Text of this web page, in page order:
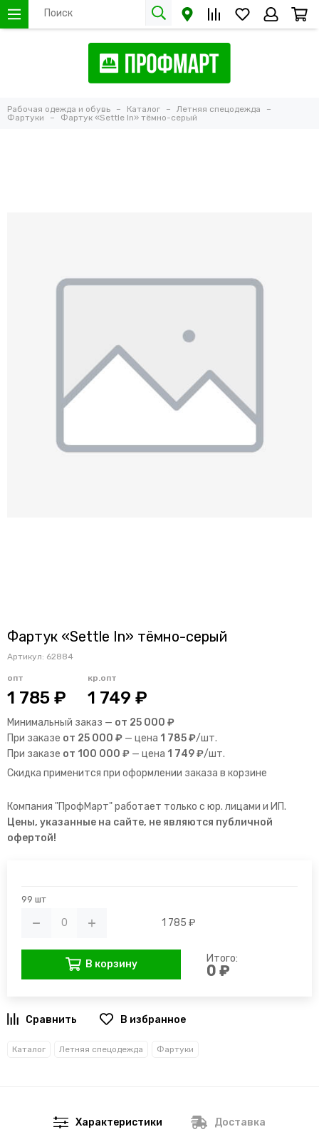
Рабочая одежда и обувь Каталог
Летняя спецодежда
Фартуки
Фартук «Settle In» тёмно-серый
Фартук «Settle In» тёмно-серый
Артикул: 62884
опт
1 785 ₽
кр.опт
1 749 ₽
Минимальный заказ — от 25 000 ₽
При заказе от 25 000 ₽ — цена 1 785 ₽/шт.
При заказе от 100 000 ₽ — цена 1 749 ₽/шт.
Скидка применится при оформлении заказа в корзине
Компания "ПрофМарт" работает только с юр. лицами и ИП.
Цены, указанные на сайте, не являются публичной
офертой!
99 шт
1 785 ₽
В корзину Итого:
0 ₽
В избранное
Каталог Летняя спецодежда Фартуки
Характеристики Доставка